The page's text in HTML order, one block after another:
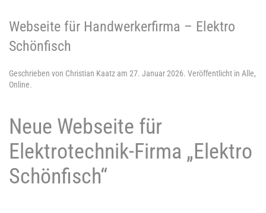
Webseite für Handwerkerfirma – Elektro
Schönfisch
Geschrieben von Christian Kaatz am 27. Januar 2026. Veröffentlicht in Alle,
Online.
Neue Webseite für
Elektrotechnik-Firma „Elektro
Schönfisch“